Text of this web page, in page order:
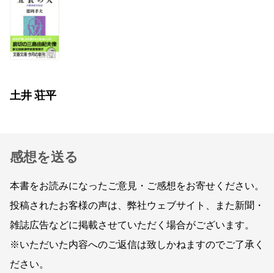
土井 荘平
感想を送る
本書をお読みになったご意見・ご感想をお寄せください。
投稿されたお客様の声は、弊社ウェブサイト、また新聞・
雑誌広告などに掲載させていただく場合がございます。
※いただいた内容へのご返信は致しかねますのでご了承く
ださい。